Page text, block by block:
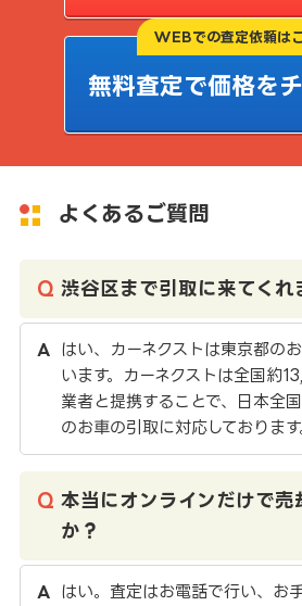
WEBでの査定依頼は
無料査定で価格を
よくあるご質問
渋谷区まで引取に来てくれ
はい、カーネクストは東京都の
います。カーネクストは全国約
業者と提携することで、日本全
のお車の引取に対応しております
本当にオンラインだけで売
か？
はい。査定はお電話で行い、お